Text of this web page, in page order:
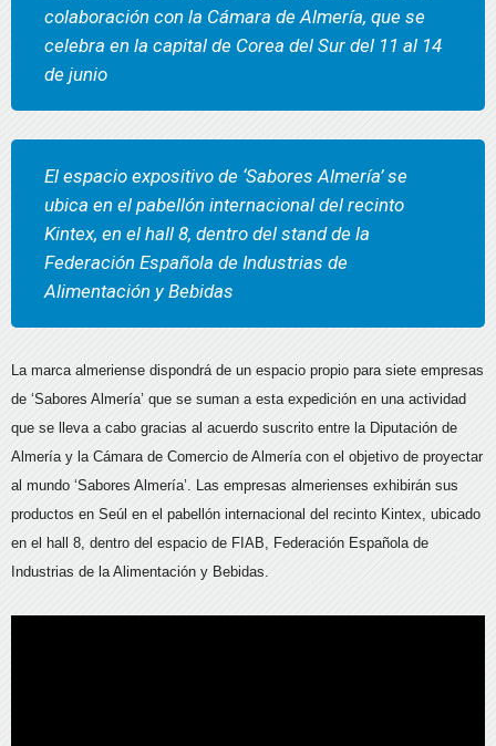
colaboración con la Cámara de Almería, que se
celebra en la capital de Corea del Sur del 11 al 14
de junio
El espacio expositivo de ‘Sabores Almería’ se
ubica en el pabellón internacional del recinto
Kintex, en el hall 8, dentro del stand de la
Federación Española de Industrias de
Alimentación y Bebidas
La marca almeriense dispondrá de un espacio propio para siete empresas
de ‘Sabores Almería’ que se suman a esta expedición en una actividad
que se lleva a cabo gracias al acuerdo suscrito entre la Diputación de
Almería y la Cámara de Comercio de Almería con el objetivo de proyectar
al mundo ‘Sabores Almería’. Las empresas almerienses exhibirán sus
productos en Seúl en el pabellón internacional del recinto Kintex, ubicado
en el hall 8, dentro del espacio de FIAB, Federación Española de
Industrias de la Alimentación y Bebidas.